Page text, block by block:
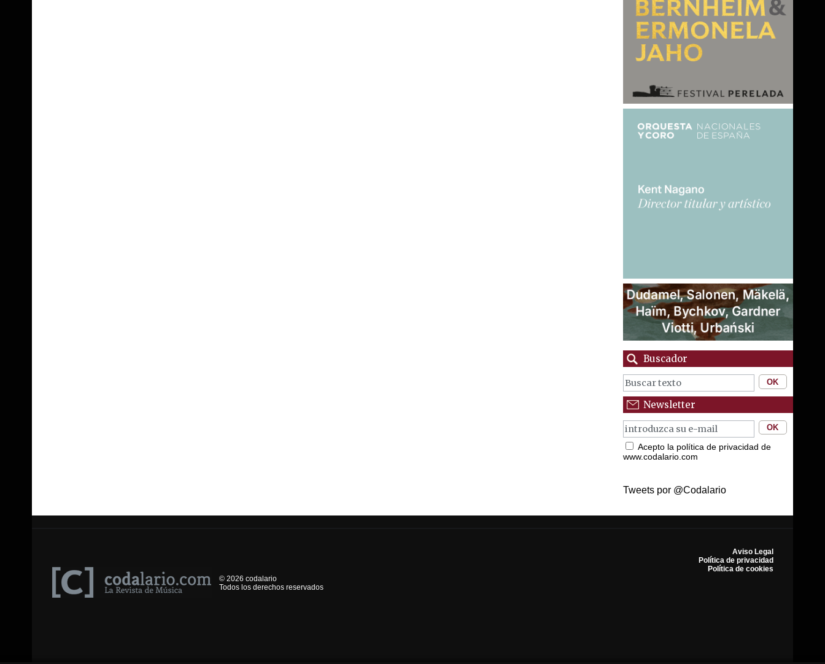
Buscador
Newsletter
Acepto la política de privacidad de
www.codalario.com
Tweets por @Codalario
© 2026 codalario
Todos los derechos reservados
Aviso Legal
Política de privacidad
Política de cookies